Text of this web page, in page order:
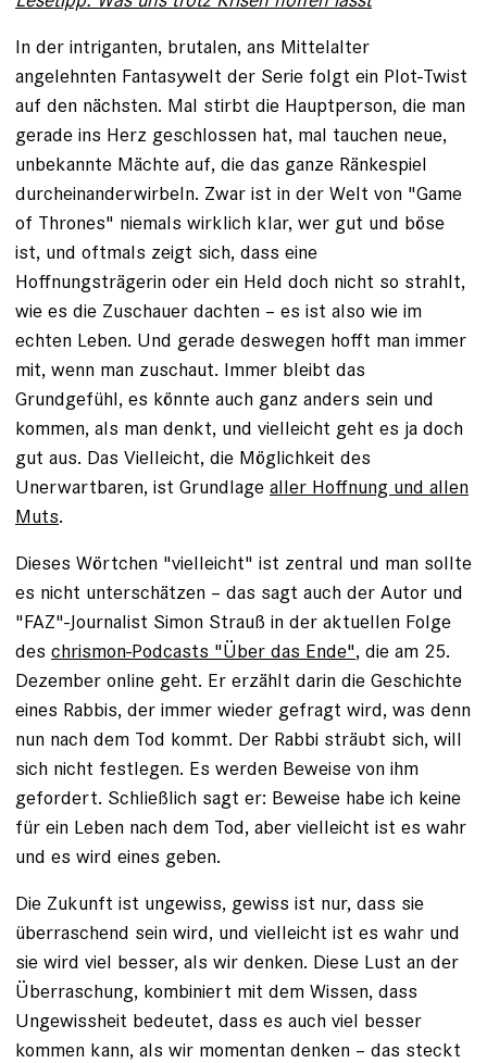
In der intriganten, brutalen, ans Mittelalter
angelehnten Fantasywelt der Serie folgt ein Plot-Twist
auf den nächsten. Mal stirbt die Hauptperson, die man
gerade ins Herz geschlossen hat, mal tauchen neue,
unbekannte Mächte auf, die das ganze Ränkespiel
durcheinanderwirbeln. Zwar ist in der Welt von "Game
of Thrones" niemals wirklich klar, wer gut und böse
ist, und oftmals zeigt sich, dass eine
Hoffnungsträgerin oder ein Held doch nicht so strahlt,
wie es die Zuschauer dachten – es ist also wie im
echten Leben. Und gerade deswegen hofft man immer
mit, wenn man zuschaut. Immer bleibt das
Grundgefühl, es könnte auch ganz anders sein und
kommen, als man denkt, und vielleicht geht es ja doch
gut aus. Das Vielleicht, die Möglichkeit des
Unerwartbaren, ist Grundlage aller Hoffnung und allen
Muts.
Dieses Wörtchen "vielleicht" ist zentral und man sollte
es nicht unterschätzen – das sagt auch der Autor und
"FAZ"-Journalist Simon Strauß in der aktuellen Folge
des chrismon-Podcasts "Über das Ende", die am 25.
Dezember online geht. Er erzählt darin die Geschichte
eines Rabbis, der immer wieder gefragt wird, was denn
nun nach dem Tod kommt. Der Rabbi sträubt sich, will
sich nicht festlegen. Es werden Beweise von ihm
gefordert. Schließlich sagt er: Beweise habe ich keine
für ein Leben nach dem Tod, aber vielleicht ist es wahr
und es wird eines geben.
Die Zukunft ist ungewiss, gewiss ist nur, dass sie
überraschend sein wird, und vielleicht ist es wahr und
sie wird viel besser, als wir denken. Diese Lust an der
Überraschung, kombiniert mit dem Wissen, dass
Ungewissheit bedeutet, dass es auch viel besser
kommen kann, als wir momentan denken – das steckt